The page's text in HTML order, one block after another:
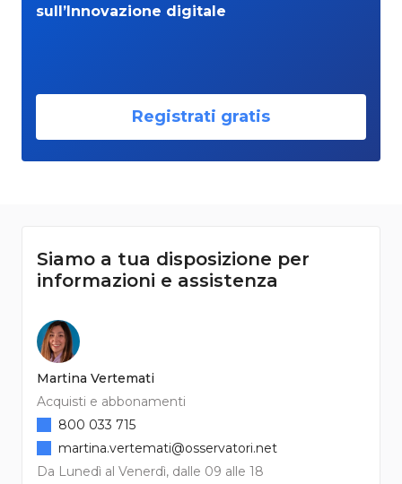
sull’Innovazione digitale
Registrati gratis
Siamo a tua disposizione per
informazioni e assistenza
Martina Vertemati
Acquisti e abbonamenti
Da Lunedì al Venerdì, dalle 09 alle 18
800 033 715
martina.vertemati@osservatori.net